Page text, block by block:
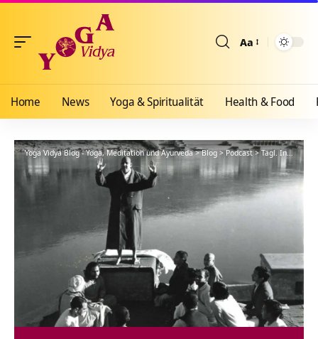
Aa
Home News Yoga & Spiritualität Health & Food
Yoga Vidya Blog - Yoga, Meditation und Ayurveda>Blog >Podcast>Tägl. Inspiration